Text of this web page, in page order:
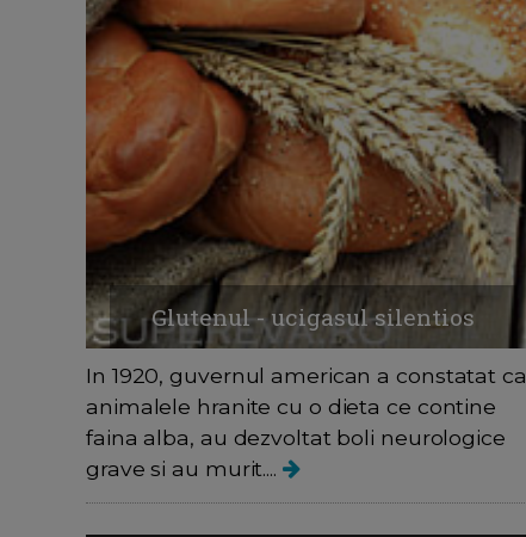
Glutenul - ucigasul silentios
In 1920, guvernul american a constatat ca
animalele hranite cu o dieta ce contine
faina alba, au dezvoltat boli neurologice
grave si au murit....